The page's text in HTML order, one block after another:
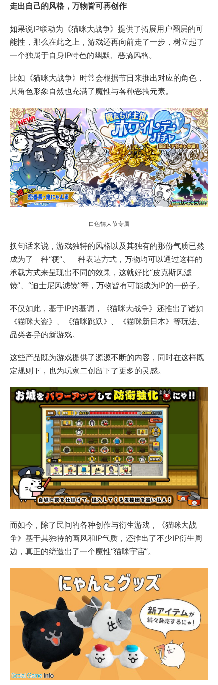
走出自己的风格，万物皆可再创作
如果说IP联动为《猫咪大战争》提供了拓展用户圈层的可
能性，那么在此之上，游戏还再向前走了一步，树立起了
一个独属于自身IP特色的幽默、恶搞风格。
比如《猫咪大战争》时常会根据节日来推出对应的角色，
其角色形象自然也充满了魔性与各种恶搞元素。
白色情人节专属
换句话来说，游戏独特的风格以及其独有的那份气质已然
成为了一种“梗”、一种表达方式，万物均可以通过这样的
承载方式来呈现出不同的效果，这就好比“皮克斯风滤
镜”、“迪士尼风滤镜”等，万物皆有可能成为IP的一份子。
不仅如此，基于IP的基调，《猫咪大战争》还推出了诸如
《猫咪大盗》、《猫咪跳跃》、《猫咪新日本》等玩法、
品类各异的新游戏。
这些产品既为游戏提供了源源不断的内容，同时在这样既
定规则下，也为玩家二创留下了更多的灵感。
而如今，除了民间的各种创作与衍生游戏，《猫咪大战
争》基于其独特的画风和IP气质，还推出了不少IP衍生周
边，真正的缔造出了一个魔性“猫咪宇宙”。